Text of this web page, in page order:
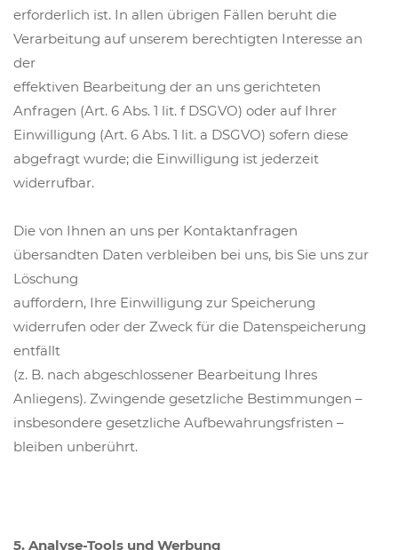
erforderlich ist. In allen übrigen Fällen beruht die
Verarbeitung auf unserem berechtigten Interesse an
der
effektiven Bearbeitung der an uns gerichteten
Anfragen (Art. 6 Abs. 1 lit. f DSGVO) oder auf Ihrer
Einwilligung (Art. 6 Abs. 1 lit. a DSGVO) sofern diese
abgefragt wurde; die Einwilligung ist jederzeit
widerrufbar.
Die von Ihnen an uns per Kontaktanfragen
übersandten Daten verbleiben bei uns, bis Sie uns zur
Löschung
auffordern, Ihre Einwilligung zur Speicherung
widerrufen oder der Zweck für die Datenspeicherung
entfällt
(z. B. nach abgeschlossener Bearbeitung Ihres
Anliegens). Zwingende gesetzliche Bestimmungen –
insbesondere gesetzliche Aufbewahrungsfristen –
bleiben unberührt.
5. Analyse-Tools und Werbung